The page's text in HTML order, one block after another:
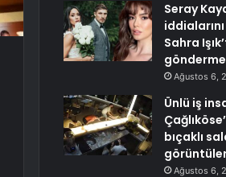
Seray
Sahra
Ağustos 6,
Ünlü iş
bıçaklı
Ağustos 6,